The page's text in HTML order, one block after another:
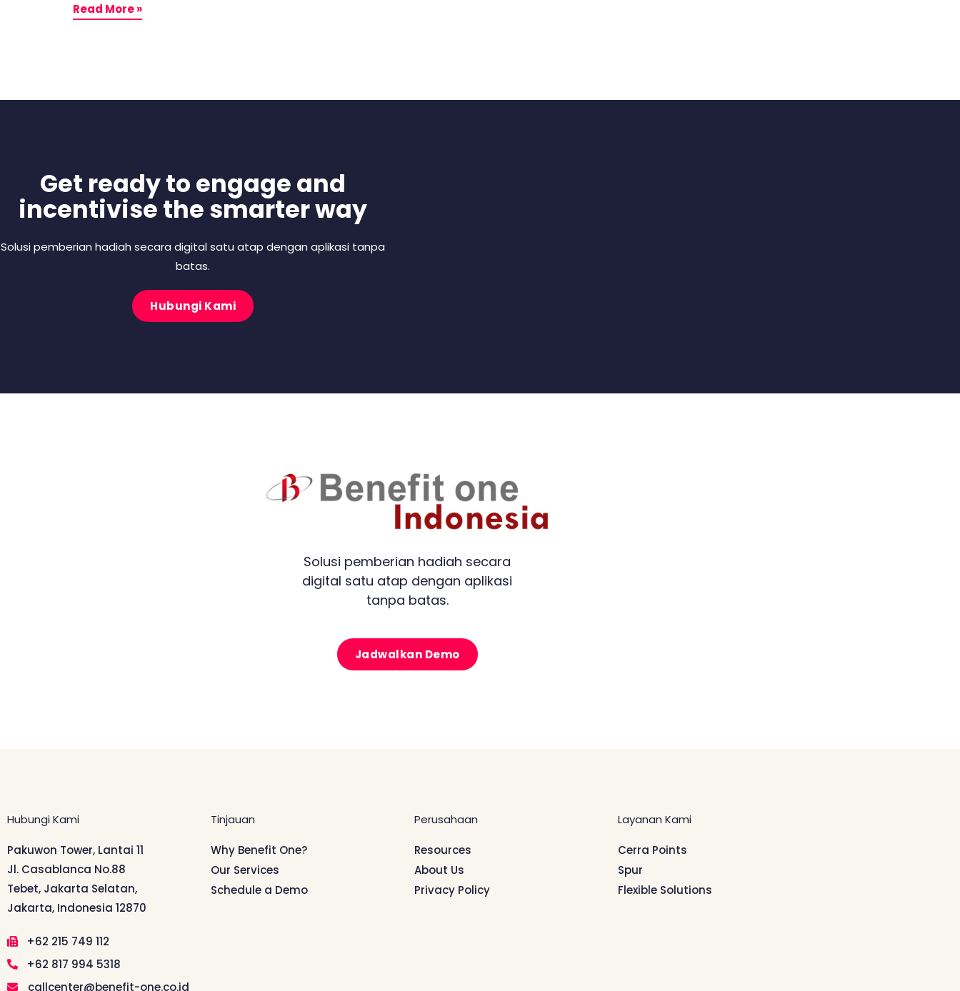
Read More »
Get ready to engage and
incentivise the smarter way
Solusi pemberian hadiah secara digital satu atap dengan aplikasi tanpa
batas.
Hubungi Kami
Solusi pemberian hadiah secara
digital satu atap dengan aplikasi
tanpa batas.
Jadwalkan Demo
Hubungi Kami
Pakuwon Tower, Lantai 11
Jl. Casablanca No.88
Tebet, Jakarta Selatan,
Jakarta, Indonesia 12870
+62 215 749 112
+62 817 994 5318
callcenter@benefit-one.co.id
Tinjauan
Why Benefit One?
Our Services
Schedule a Demo
Perusahaan
Resources
About Us
Privacy Policy
Layanan Kami
Cerra Points
Spur
Flexible Solutions